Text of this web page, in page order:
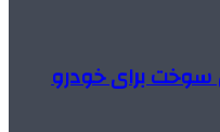
سوخت برای خودرو